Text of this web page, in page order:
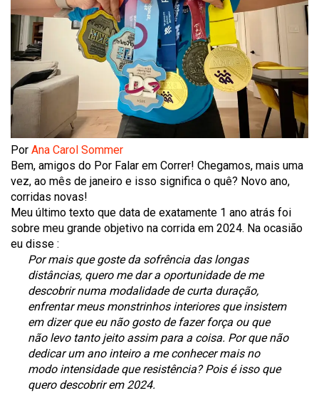
Por Ana Carol Sommer
Bem, amigos do Por Falar em Correr! Chegamos, mais uma
vez, ao mês de janeiro e isso significa o quê? Novo ano,
corridas novas!
Meu último texto que data de exatamente 1 ano atrás foi
sobre meu grande objetivo na corrida em 2024. Na ocasião
eu disse :
Por mais que goste da sofrência das longas
distâncias, quero me dar a oportunidade de me
descobrir numa modalidade de curta duração,
enfrentar meus monstrinhos interiores que insistem
em dizer que eu não gosto de fazer força ou que
não levo tanto jeito assim para a coisa. Por que não
dedicar um ano inteiro a me conhecer mais no
modo intensidade que resistência? Pois é isso que
quero descobrir em 2024.